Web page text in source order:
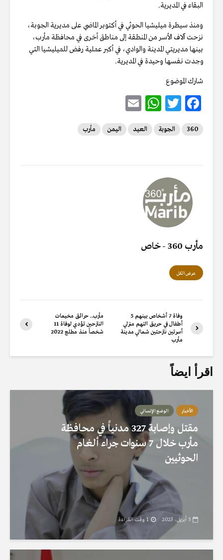
البقاء في المديرية.
ومنذ سيطرة ميليشيا الحوثي في أكتوبر الماضي على مديرية الجوبة،
نزحت آلاف الأسر من المنطقة إلى مناطق أخرى في محافظة مأرب،
بينها مديريتي المدينة والوادي، في أكبر عملية رفض للميليشيا التي
وجدت نفسها وحيدة في المديرية.
شارك الموضوع
F
ac
e
o
o
k
T
w
it
r
W
h
at
A
p
m
ai
360 الجوبة العيد اليمن مأرب
مأرب 360 - خاص
عرض الكل
مأرب.. حرائق مخيمات
النازحين تؤدي لوفاة 11
شخصاً منذ مطلع 2022
وفاة 7 أشخاص بينهم 5
أطفال في حريق التهم منزلي
أسرتين نازحتين شمالي مدينة
مأرب
اقرأ ايضاً
الأخبار الوضع الإنساني
مقتل وإصابة 327 مدنياً في محافظة
مأرب خلال 7 سنوات جراء ألغام
الحوثيين
5 أبريل، 2023 1 وقت القراءة